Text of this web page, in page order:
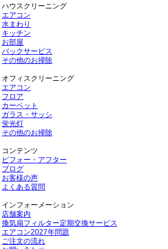
ハウスクリーニング
エアコン
水まわり
キッチン
お部屋
パックサービス
その他のお掃除
オフィスクリーニング
エアコン
フロア
カーペット
ガラス・サッシ
蛍光灯
その他のお掃除
コンテンツ
ビフォー・アフター
ブログ
お客様の声
よくある質問
インフォーメーション
店舗案内
換気扇フィルター定期交換サービス
エアコン2027年問題
ご注文の流れ